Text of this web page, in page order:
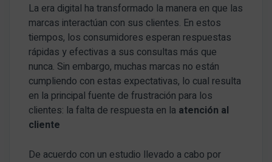
La era digital ha transformado la manera en que las
marcas interactúan con sus clientes. En estos
tiempos, los consumidores esperan respuestas
rápidas y efectivas a sus consultas más que
nunca. Sin embargo, muchas marcas no están
cumpliendo con estas expectativas, lo cual resulta
en la principal fuente de frustración para los
clientes: la falta de respuesta en la atención al
cliente
De acuerdo con un estudio llevado a cabo por